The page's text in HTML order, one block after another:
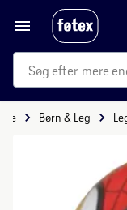
mere
Børn & Leg